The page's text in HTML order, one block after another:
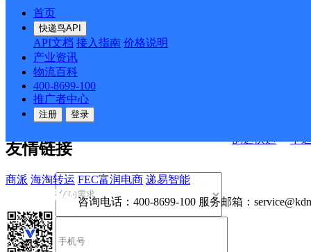
首页
快递鸟API
API文档 接入指南 价格说明
产业资讯
物流百科
400-8699-100
推广者中心
注册 登录
韵达快运
中
API接口文档
API接口 DEMO下载
关于我们
公司介绍 企业动态
合作伙伴 快递鸟接口服务协议
户隐私政策
友情链接
商派 海淘转运 FEC富润电商 递易智能
咨询电话： 400-8699-100 服务邮箱：